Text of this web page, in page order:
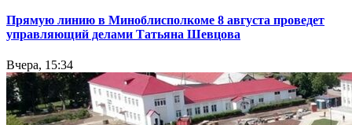
Прямую линию в Миноблисполкоме 8 августа проведет
управляющий делами Татьяна Шевцова
Вчера, 15:34